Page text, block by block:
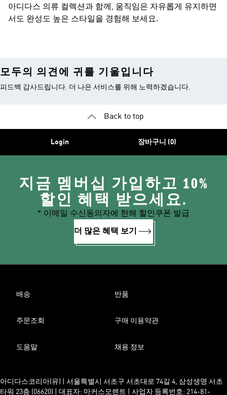
아디다스 의류 컬렉션과 함께, 움직임은 자유롭게 유지하면
서도 완성도 높은 스타일을 경험해 보세요.
모두의 의견에 귀를 기울입니다
피드백 감사드립니다. 더 나은 서비스를 위해 노력하겠습니다.
Back to top
Login 장바구니 (0)
지금 멤버십 가입하고 10%
할인 혜택 받으세요.
* 이메일 수신동의자에 한해 할인쿠폰 발급
더 많은 혜택 보기
배송 반품
주문조회 구매 이용약관
도움말 채용 정보
아디다스코리아(유) | 서울특별시 서초구 서초대로 74길 4, 삼성생명 서초
타워 23층 (06620) | 대표자: 마커스모렌트 | 사업자 등록번호: 214-81-